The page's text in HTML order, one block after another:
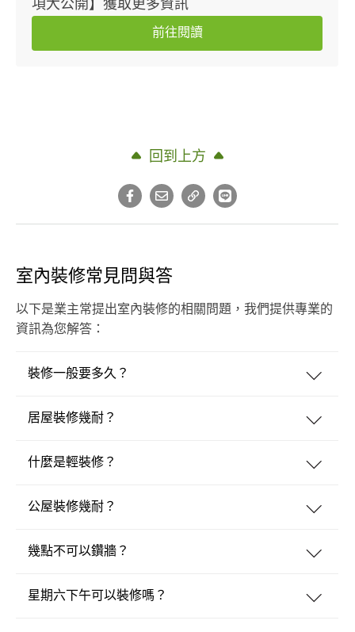
項大公開】獲取更多資訊
前往閱讀
回到上方
室內裝修常見問與答
以下是業主常提出室內裝修的相關問題，我們提供專業的
資訊為您解答：
裝修一般要多久？
居屋裝修幾耐？
什麼是輕裝修？
公屋裝修幾耐？
幾點不可以鑽牆？
星期六下午可以裝修嗎？